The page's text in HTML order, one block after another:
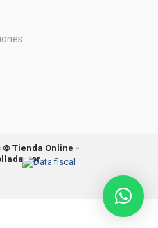
© Tienda Online -
por